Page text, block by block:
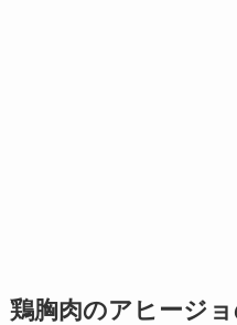
鶏胸肉のアヒージ